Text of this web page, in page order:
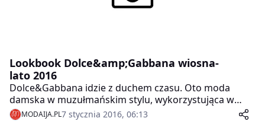
Lookbook Dolce&amp;Gabbana wiosna-
lato 2016
Dolce&Gabbana idzie z duchem czasu. Oto moda
damska w muzułmańskim stylu, wykorzystująca w
nowoczesny i elegancki sposób tradycyjne elementy
stroju.
MODAIJA.PL7 stycznia 2016, 06:13